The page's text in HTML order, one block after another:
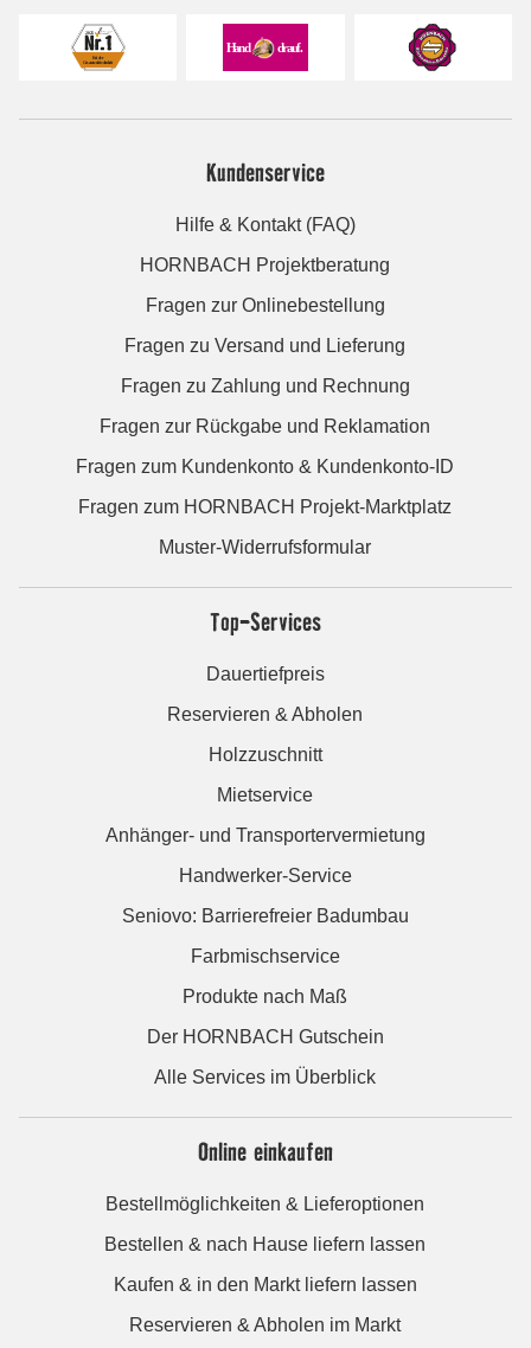
Kundenservice
Hilfe & Kontakt (FAQ)
HORNBACH Projektberatung
Fragen zur Onlinebestellung
Fragen zu Versand und Lieferung
Fragen zu Zahlung und Rechnung
Fragen zur Rückgabe und Reklamation
Fragen zum Kundenkonto & Kundenkonto-ID
Fragen zum HORNBACH Projekt-Marktplatz
Muster-Widerrufsformular
Top-Services
Dauertiefpreis
Reservieren & Abholen
Holzzuschnitt
Mietservice
Anhänger- und Transportervermietung
Handwerker-Service
Seniovo: Barrierefreier Badumbau
Farbmischservice
Produkte nach Maß
Der HORNBACH Gutschein
Alle Services im Überblick
Online einkaufen
Bestellmöglichkeiten & Lieferoptionen
Bestellen & nach Hause liefern lassen
Kaufen & in den Markt liefern lassen
Reservieren & Abholen im Markt